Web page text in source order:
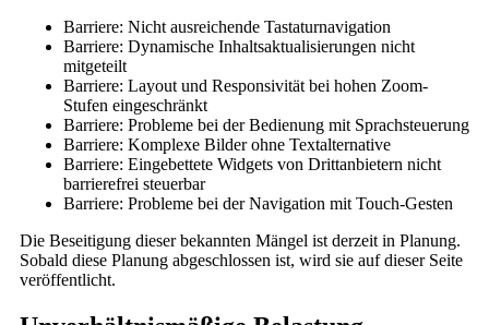
Barriere: Nicht ausreichende Tastaturnavigation
Barriere: Dynamische Inhaltsaktualisierungen nicht
mitgeteilt
Barriere: Layout und Responsivität bei hohen Zoom-
Stufen eingeschränkt
Barriere: Probleme bei der Bedienung mit Sprachsteuerung
Barriere: Komplexe Bilder ohne Textalternative
Barriere: Eingebettete Widgets von Drittanbietern nicht
barrierefrei steuerbar
Barriere: Probleme bei der Navigation mit Touch-Gesten
Die Beseitigung dieser bekannten Mängel ist derzeit in Planung.
Sobald diese Planung abgeschlossen ist, wird sie auf dieser Seite
veröffentlicht.